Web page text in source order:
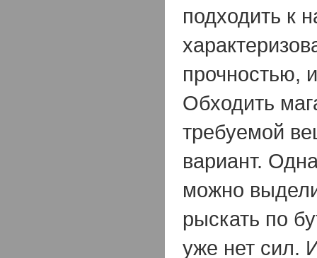
подходить к
прочностью,
Обходить
требуемой
вариант.
можно
рыскать по
уже нет сил.